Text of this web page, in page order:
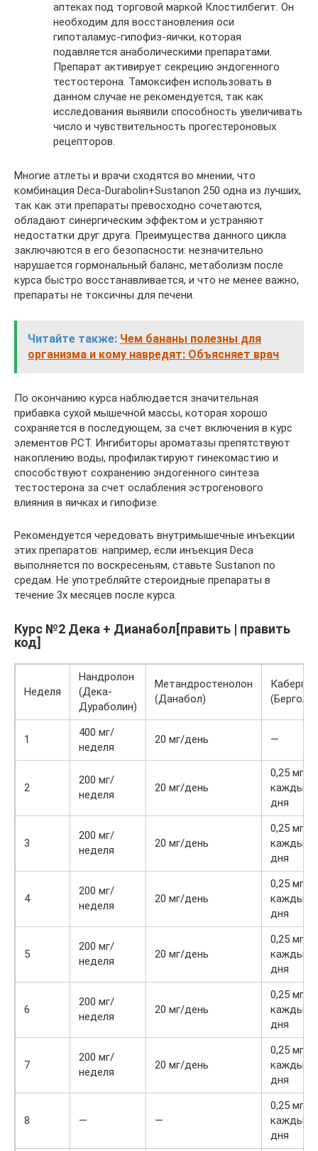
аптеках под торговой маркой Клостилбегит. Он
необходим для восстановления оси
гипоталамус-гипофиз-яички, которая
подавляется анаболическими препаратами.
Препарат активирует секрецию эндогенного
тестостерона. Тамоксифен использовать в
данном случае не рекомендуется, так как
исследования выявили способность увеличивать
число и чувствительность прогестероновых
рецепторов.
Многие атлеты и врачи сходятся во мнении, что
комбинация Deca-Durabolin+Sustanon 250 одна из лучших,
так как эти препараты превосходно сочетаются,
обладают синергическим эффектом и устраняют
недостатки друг друга. Преимущества данного цикла
заключаются в его безопасности: незначительно
нарушается гормональный баланс, метаболизм после
курса быстро восстанавливается, и что не менее важно,
препараты не токсичны для печени.
Читайте также: Чем бананы полезны для
организма и кому навредят: Объясняет врач
По окончанию курса наблюдается значительная
прибавка сухой мышечной массы, которая хорошо
сохраняется в последующем, за счет включения в курс
элементов PCT. Ингибиторы ароматазы препятствуют
накоплению воды, профилактируют гинекомастию и
способствуют сохранению эндогенного синтеза
тестостерона за счет ослабления эстрогенового
влияния в яичках и гипофизе.
Рекомендуется чередовать внутримышечные инъекции
этих препаратов: например, если инъекция Deca
выполняется по воскресеньям, ставьте Sustanon по
средам. Не употребляйте стероидные препараты в
течение 3х месяцев после курса.
Курс №2 Дека + Дианабол[править | править
код]
Неделя
Нандролон
(Дека-
Дураболин)
Метандростенолон
(Данабол)
1
400 мг/
неделя
20 мг/день —
2
200 мг/
неделя
20 мг/день
0,25 мг
каждые 4
дня
3
200 мг/
неделя
20 мг/день
0,25 мг
каждые 4
дня
4
200 мг/
неделя
20 мг/день
0,25 мг
каждые 4
дня
5
200 мг/
неделя
20 мг/день
0,25 мг
каждые 4
дня
6
200 мг/
неделя
20 мг/день
0,25 мг
каждые 4
дня
7
200 мг/
неделя
20 мг/день
0,25 мг
каждые 4
дня
8 — —
0,25 мг
каждые 4
дня